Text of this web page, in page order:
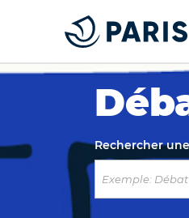
Top of
Rechercher